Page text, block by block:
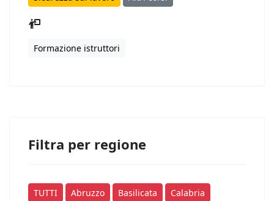
Formazione istruttori
Filtra per regione
TUTTI Abruzzo Basilicata
Calabria